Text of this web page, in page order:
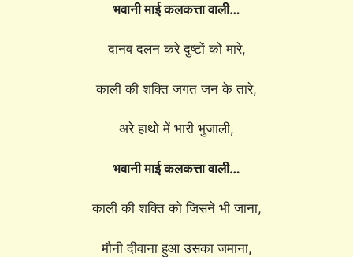
भवानी माई कलकत्ता वाली…
दानव दलन करे दुष्टों को मारे,
काली की शक्ति जगत जन के तारे,
अरे हाथो में भारी भुजाली,
भवानी माई कलकत्ता वाली…
काली की शक्ति को जिसने भी जाना,
मौनी दीवाना हुआ उसका जमाना,